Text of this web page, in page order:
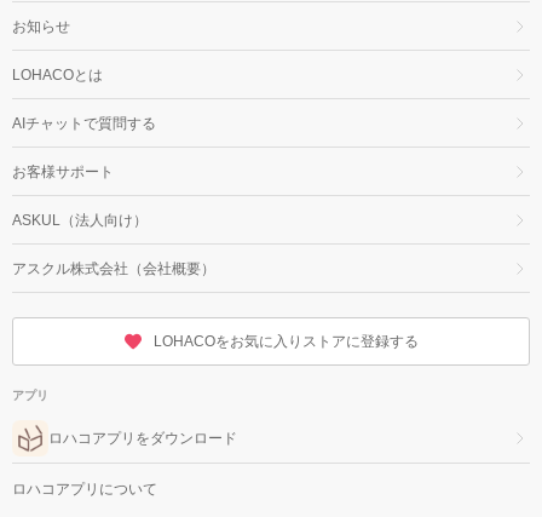
お知らせ
LOHACOとは
AIチャットで質問する
お客様サポート
ASKUL（法人向け）
アスクル株式会社（会社概要）
LOHACOをお気に入りストアに登録する
アプリ
ロハコアプリをダウンロード
ロハコアプリについて